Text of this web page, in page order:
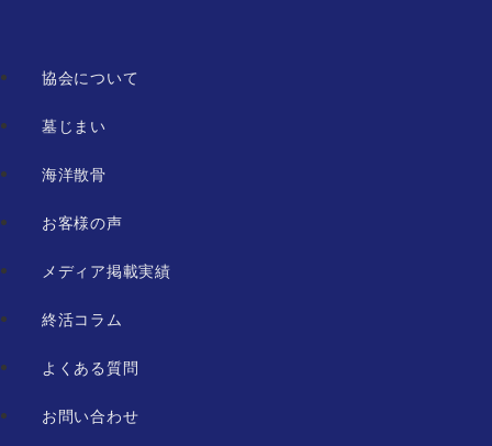
協会について
墓じまい
海洋散骨
お客様の声
メディア掲載実績
終活コラム
よくある質問
お問い合わせ